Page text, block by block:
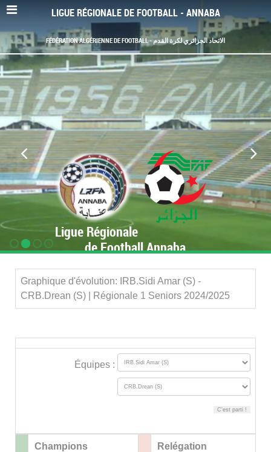
LIGUE RÉGIONALE DE FOOTBALL - ANNABA
FÉDÉRATION ALGÉRIENNE DE FOOTBALL - الاتحاد الجزائري لكرة القدم
Ligue Régionale
de Football Annaba
Graphique d'évolution: IRB.Sidi Amar (S) -
CRB.Drean (S) | Régionale 1 Seniors 2024/2025
Équipes :
Champions Relégation